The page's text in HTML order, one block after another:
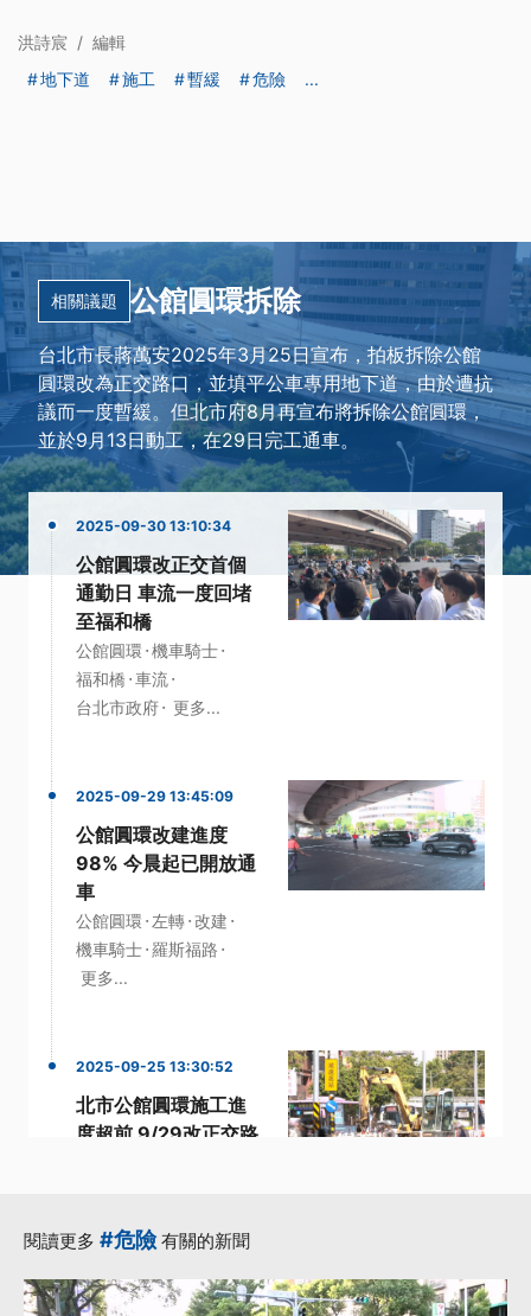
洪詩宸 / 編輯
地下道
施工 暫緩 危險 ...
相關議題 公館圓環拆除
台北市長蔣萬安2025年3月25日宣布，拍板拆除公館
圓環改為正交路口，並填平公車專用地下道，由於遭抗
議而一度暫緩。但北市府8月再宣布將拆除公館圓環，
並於9月13日動工，在29日完工通車。
2025-09-30 13:10:34
公館圓環改正交首個
通勤日 車流一度回堵
至福和橋
公館圓環 ·機車騎士·
福和橋 ·車流·
台北市政府· 更多...
2025-09-29 13:45:09
公館圓環改建進度
98% 今晨起已開放通
車
公館圓環 · 左轉·改建 ·
機車騎士·羅斯福路 ·
更多...
2025-09-25 13:30:52
北市公館圓環施工進
度超前 9/29改正交路
更多...
閱讀更多 #危險有關的新聞